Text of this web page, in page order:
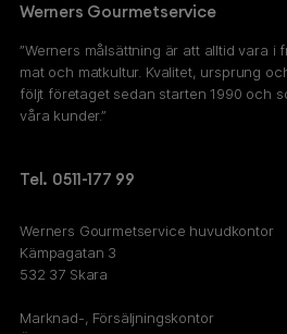
Werners Gourmetservice
”Werners målsättning är att alltid vara i
mat och matkultur. Kvalitet, ursprung
följt företaget sedan starten 1990 och
våra kunder.”
Tel. 0511-177 99
Werners Gourmetservice huvudkontor
Kämpagatan 3
532 37 Skara
Marknad-, Försäljningskontor